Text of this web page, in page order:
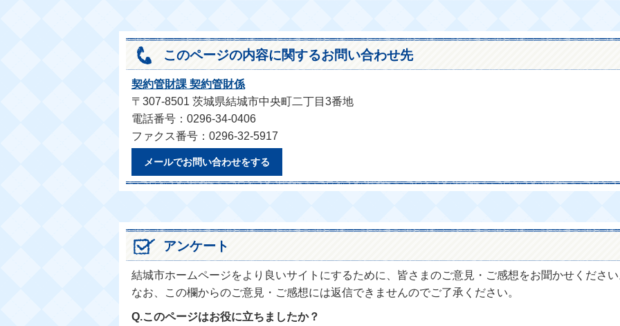
このページの内容に関するお問い合わせ先
契約管財課 契約管財係
〒307-8501 茨城県結城市中央町二丁目3番地
電話番号：0296-34-0406
ファクス番号：0296-32-5917
メールでお問い合わせをする
アンケート
結城市ホームページをより良いサイトにするために、皆さまのご意見・ご感想をお聞かせくださ
なお、この欄からのご意見・ご感想には返信できませんのでご了承ください。
Q.このページはお役に立ちましたか？